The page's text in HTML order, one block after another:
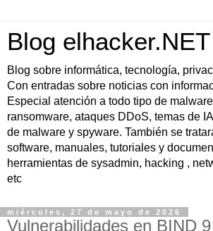
Blog elhacker.NET
Blog sobre informática, tecnología,
Con entradas sobre noticias con
Especial atención a todo tipo de
ransomware, ataques DDoS, temas de
de malware y spyware. También se
software, manuales, tutoriales y
herramientas de sysadmin, hacking ,
etc
miércoles, 27 de mayo de 2026
Vulnerabilidades en BIND